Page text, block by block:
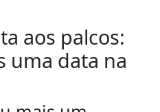
aos palcos:
uma data na